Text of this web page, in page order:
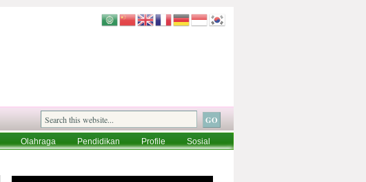
Olahraga Pendidikan Profile
Sosial